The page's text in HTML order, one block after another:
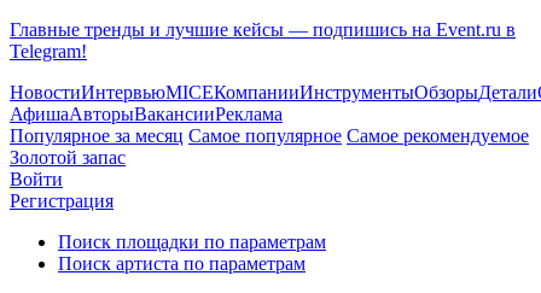
Главные тренды и лучшие кейсы — подпишись на Event.ru в
Telegram!
НовостиИнтервьюMICEКомпанииИнструментыОбзорыДетали
АфишаАвторыВакансииРеклама
Популярное за месяц Самое популярное Самое рекомендуемое
Золотой запас
Войти
Регистрация
Поиск площадки по параметрам
Поиск артиста по параметрам